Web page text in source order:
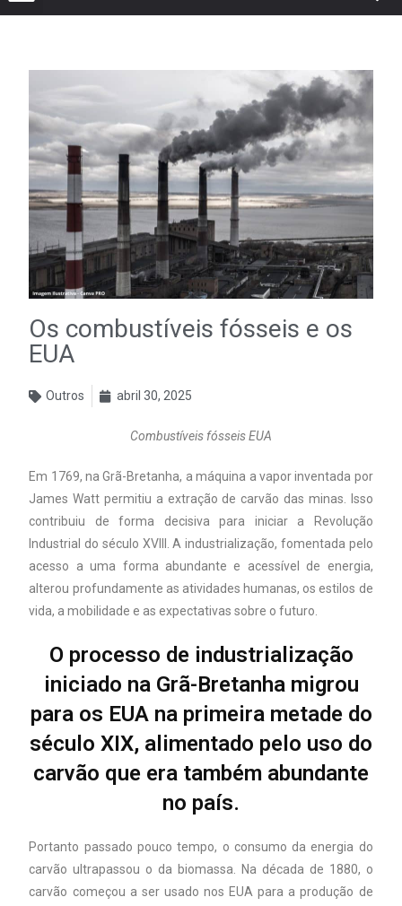
Os combustíveis fósseis e os
EUA
Outros abril 30, 2025
Combustíveis fósseis EUA
Em 1769, na Grã-Bretanha, a máquina a vapor inventada por
James Watt permitiu a extração de carvão das minas. Isso
contribuiu de forma decisiva para iniciar a Revolução
Industrial do século XVIII. A industrialização, fomentada pelo
acesso a uma forma abundante e acessível de energia,
alterou profundamente as atividades humanas, os estilos de
vida, a mobilidade e as expectativas sobre o futuro.
O processo de industrialização
iniciado na Grã-Bretanha migrou
para os EUA na primeira metade do
século XIX, alimentado pelo uso do
carvão que era também abundante
no país.
Portanto passado pouco tempo, o consumo da energia do
carvão ultrapassou o da biomassa. Na década de 1880, o
carvão começou a ser usado nos EUA para a produção de